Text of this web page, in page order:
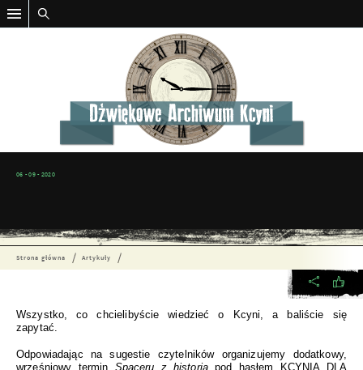
06 - 09 - 2020
Strona główna Artykuły
Wszystko, co chcielibyście wiedzieć o Kcyni, a baliście się
zapytać.
Odpowiadając na sugestie czytelników organizujemy dodatkowy,
wrześniowy termin Spaceru z historią pod hasłem KCYNIA DLA